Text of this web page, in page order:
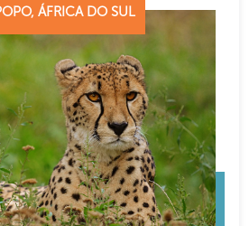
ÁFRICA DO SUL